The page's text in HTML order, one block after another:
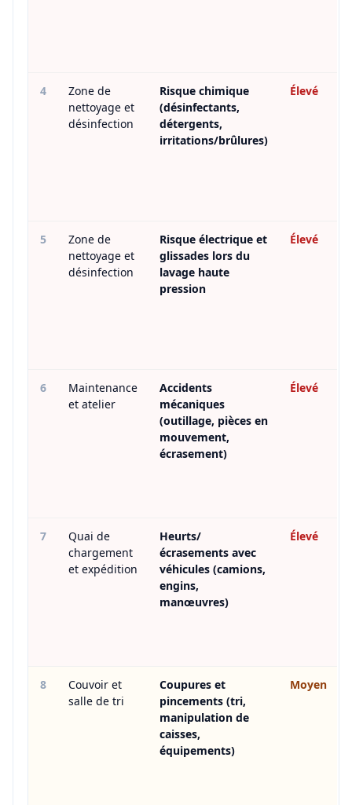
4
Zone de
nettoyage et
désinfection
Risque chimique
(désinfectants,
détergents,
irritations/brûlures)
Élevé
5
Zone de
nettoyage et
désinfection
Risque électrique et
glissades lors du
lavage haute
pression
Élevé
6
Maintenance
et atelier
Accidents
mécaniques
(outillage, pièces en
mouvement,
écrasement)
Élevé
7
Quai de
chargement
et expédition
Heurts/
écrasements avec
véhicules (camions,
engins,
manœuvres)
Élevé
8
Couvoir et
salle de tri
Coupures et
pincements (tri,
manipulation de
caisses,
équipements)
Moyen